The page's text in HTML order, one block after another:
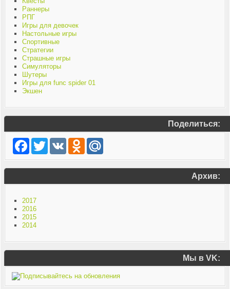
Раннеры
РПГ
Игры для девочек
Настольные игры
Спортивные
Стратегии
Страшные игры
Симуляторы
Шутеры
Игры для func spider 01
Экшен
Поделиться:
Facebook
TwitterVK Odnoklassniki
Mail.Ru
Архив:
2017
2016
2015
2014
Мы в VK: